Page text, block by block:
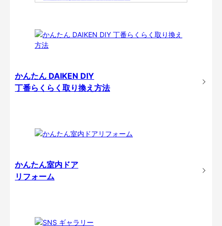
かんたん DAIKEN DIY
丁番らくらく取り換え方法
かんたん室内ドア
リフォーム